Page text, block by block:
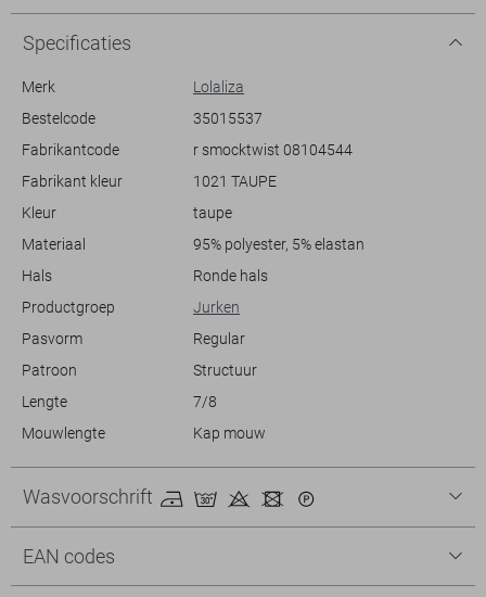
benadrukt de taille op subtiele wijze.
Gemaakt van een mix van polyester en elastan, voel je je op je gemak
in deze lichte en bewegingsvriendelijke stof. De 7/8 lengte maakt deze
bijeenkomsten. Je kunt hem moeiteloos combineren met sandalen
voor een zomerse wandeling of met hakken voor een avond met
vrienden. Deze LolaLiza jurk is perfect om een stijlvolle en zorgeloze
De totale lengte is 129 cm bij maat S.
Specificaties
Merk
Lolaliza
Bestelcode
35015537
Fabrikantcode
r smocktwist 08104544
Fabrikant kleur
1021 TAUPE
Kleur
taupe
Materiaal
95% polyester, 5% elastan
Hals
Ronde hals
Productgroep
Jurken
Pasvorm
Regular
Patroon
Structuur
Lengte
7/8
Mouwlengte
Kap mouw
Wasvoorschrift
EAN codes